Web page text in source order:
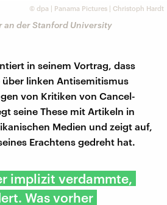
© dpa | Panama Pictures | Christoph Hardt
der Stanford University
in seinem Vortrag, dass
linken Antisemitismus
von Kritiken von Cancel-
seine These mit Artikeln in
Medien und zeigt auf,
Erachtens gedreht hat.
implizit verdammte,
Was vorher